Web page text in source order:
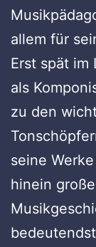
allem für
Erst spät im
als
zu den
seine
hinein